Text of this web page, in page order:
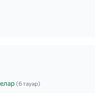
(6 тауар)